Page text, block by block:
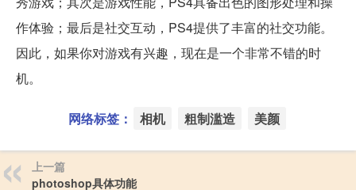
作体验；最后是社交互动，PS4提供了丰富的社交功能。
因此，如果你对游戏有兴趣，现在是一个非常不错的时
机。
网络标签： 相机 粗制滥造 美颜
上一篇
photoshop具体功能